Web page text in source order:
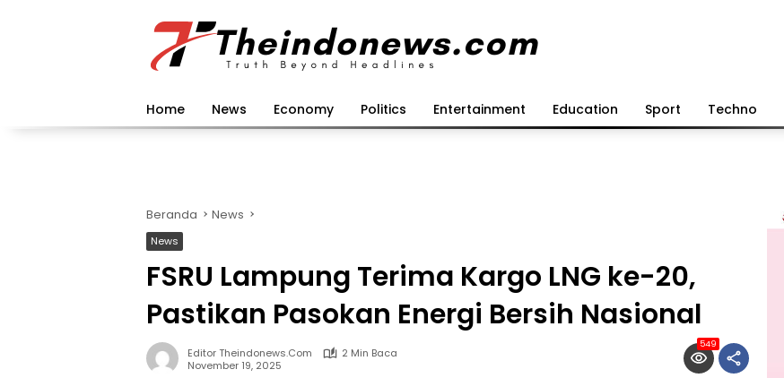
Home News Economy Politics Entertainment Education Sport Techno
Beranda News
News
FSRU Lampung Terima Kargo LNG ke-20,
Pastikan Pasokan Energi Bersih Nasional
Editor Theindonews.com
2 Min Baca
November 19, 2025
549